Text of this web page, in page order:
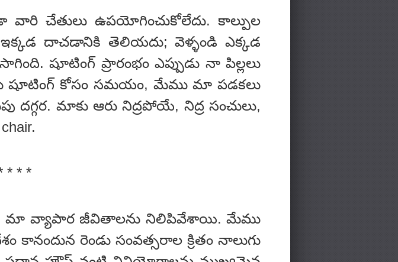
చేతులు ఉపయోగించుకోలేదు. కాల్పుల
ఇక్కడ దాచడానికి తెలియదు; వెళ్ళండి ఎక్కడ
షూటింగ్ ప్రారంభం ఎప్పుడు నా పిల్లలు
షూటింగ్ కోసం సమయం, మేము మా పడకలు
దగ్గర. మాకు ఆరు నిద్రపోయే, నిద్ర సంచులు,
* * *
మా వ్యాపార జీవితాలను నిలిపివేశాయి. మేము
కానందున రెండు సంవత్సరాల క్రితం నాలుగు